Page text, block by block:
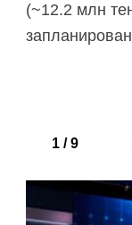
(~12.2 млн
1/9